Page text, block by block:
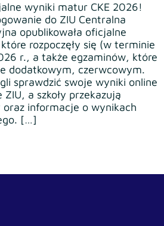
wyniki matur CKE 2026!
do ZIU Centralna
opublikowała oficjalne
rozpoczęły się (w terminie
r., a także egzaminów, które
dodatkowym, czerwcowym.
sprawdzić swoje wyniki online
a szkoły przekazują
informacje o wynikach
[…]